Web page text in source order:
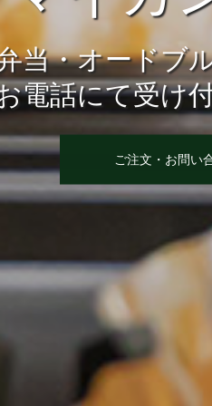
当・オードブ
電話にて受け
ご注文・お問い